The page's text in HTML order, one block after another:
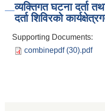
व्यक्तिगत घटना दर्ता
दर्ता शिविरको
Supporting Documents:
combinepdf (30).pdf